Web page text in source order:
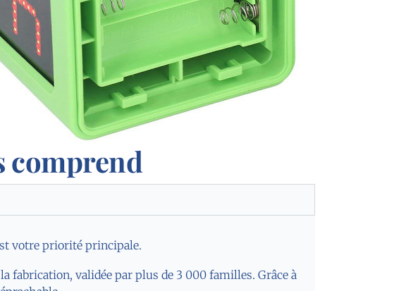
comprend
votre priorité principale.
fabrication, validée par plus de 3 000 familles. Grâce à